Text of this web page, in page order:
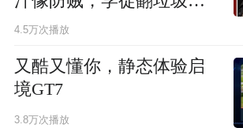
破解
4.5万次播放
又酷又懂你，静态体验启
境GT7
3.8万次播放